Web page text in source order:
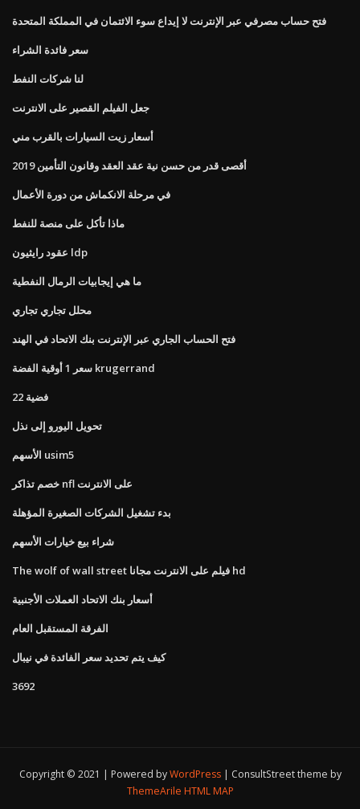
فتح حساب مصرفي عبر الإنترنت لا إيداع سوء الائتمان في المملكة المتحدة
سعر فائدة الشراء
لنا شركات النفط
جعل الفيلم القصير على الانترنت
أسعار زيت السيارات بالقرب مني
أقصى قدر من حسن نية عقد العقد وقانون التأمين 2019
في مرحلة الانكماش من دورة الأعمال
ماذا تأكل على منصة للنفط
عقود رايثيون ldp
ما هي إيجابيات الرمال النفطية
محلل تجاري تجاري
فتح الحساب الجاري عبر الإنترنت بنك الاتحاد في الهند
سعر 1 أوقية الفضة krugerrand
فضية 22
تحويل اليورو إلى نذل
الأسهم usim5
خصم تذاكر nfl على الانترنت
بدء تشغيل الشركات الصغيرة المؤهلة
شراء بيع خيارات الأسهم
The wolf of wall street فيلم على الانترنت مجانا hd
أسعار بنك الاتحاد العملات الأجنبية
الفرقة المستقبل العام
كيف يتم تحديد سعر الفائدة في نيبال
3692
Copyright © 2021 | Powered byWordPress
ConsultStreet theme by
ThemeArile HTML MAP